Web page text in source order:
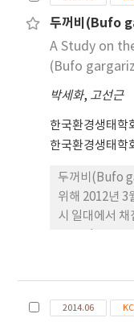
exist in the
that the
follicle
weight of
and the
and pre-
increased.
has been
period. The
vitellogenic
when the
to appear
두꺼비(Bufo
A Study on
(Bufo
박세화, 고선근
한국환경생태학
한국환경생태학
두꺼비(Bufo
위해 2012년 3
시 일대에서
의 변화를 연
장 넓게 나타났
2014.06